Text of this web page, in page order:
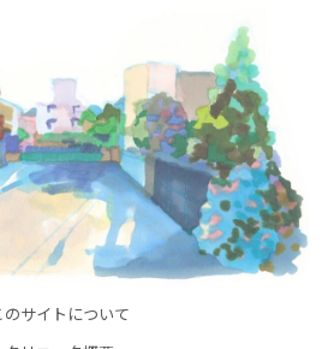
のサイトについて